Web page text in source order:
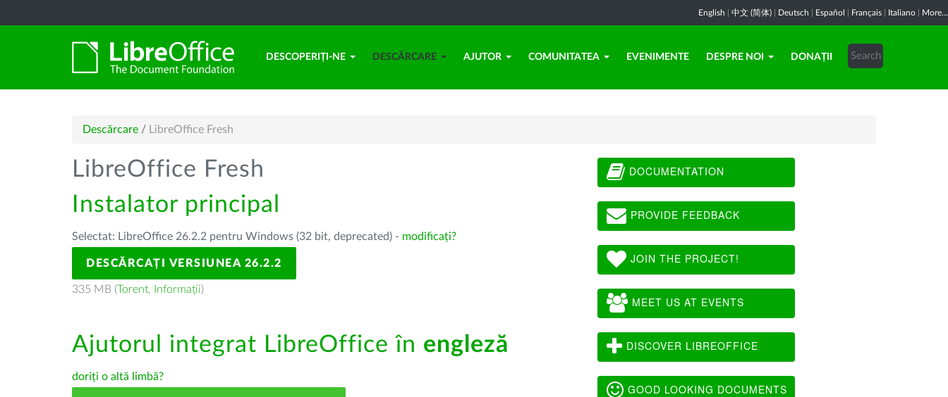
English 中文 (简体) Deutsch Español Français Italiano More...
DESCOPERIȚI-NE DESCĂRCARE AJUTOR COMUNITATEA EVENIMENTE DESPRE NOI DONAȚII
Descărcare / LibreOffice Fresh
LibreOffice Fresh
Instalator principal
Selectat: LibreOffice 26.2.2 pentru Windows (32 bit, deprecated) - modificați?
DESCĂRCAȚI VERSIUNEA 26.2.2
335 MB (Torent, Informații)
Ajutorul integrat LibreOffice în engleză
doriți o altă limbă?
DOCUMENTATION
PROVIDE FEEDBACK
JOIN THE PROJECT!
MEET US AT EVENTS
DISCOVER LIBREOFFICE
GOOD LOOKING DOCUMENTS